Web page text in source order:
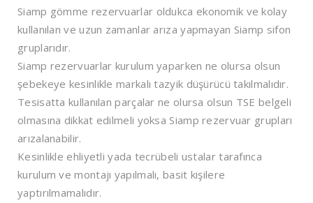
Siamp gömme rezervuarlar oldukca ekonomik ve kolay
kullanılan ve uzun zamanlar arıza yapmayan Siamp sifon
gruplarıdır.
Siamp rezervuarlar kurulum yaparken ne olursa olsun
şebekeye kesinlikle markalı tazyik düşürücü takılmalıdır.
Tesisatta kullanılan parçalar ne olursa olsun TSE belgeli
olmasına dikkat edilmeli yoksa Siamp rezervuar grupları
arızalanabilir.
Kesinlikle ehliyetli yada tecrübeli ustalar tarafınca
kurulum ve montajı yapılmalı, basit kişilere
yaptırılmamalıdır.